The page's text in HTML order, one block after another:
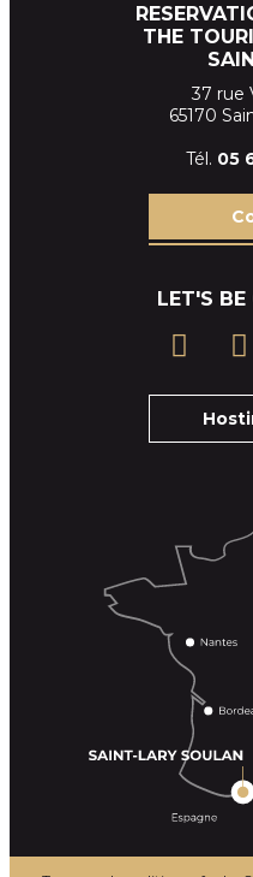
THE
37 rue
65170
Tél. 05
LET'S BE